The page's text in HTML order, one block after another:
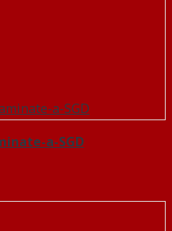
a-SGD